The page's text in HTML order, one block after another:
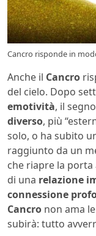
Cancro risponde in
Anche il Cancro
del cielo. Dopo
emotività, il
diverso, più
solo, o ha subito
raggiunto da un
che riapre la porta
di una relazione
connessione
Cancro non ama le
subirà: tutto